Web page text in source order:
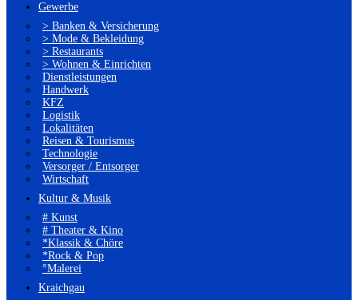
Gewerbe
> Banken & Versicherung
> Mode & Bekleidung
> Restaurants
> Wohnen & Einrichten
Dienstleistungen
Handwerk
KFZ
Logistik
Lokalitäten
Reisen & Tourismus
Technologie
Versorger / Entsorger
Wirtschaft
Kultur & Musik
# Kunst
# Theater & Kino
*Klassik & Chöre
*Rock & Pop
°Malerei
Kraichgau